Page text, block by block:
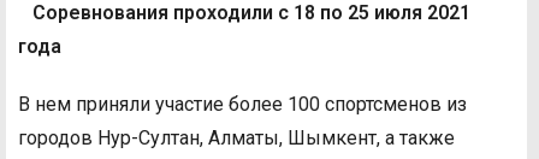
Соревнования проходили с 18 по 25 июля 2021
года
В нем приняли участие более 100 спортсменов из
городов Нур-Султан, Алматы, Шымкент, а также